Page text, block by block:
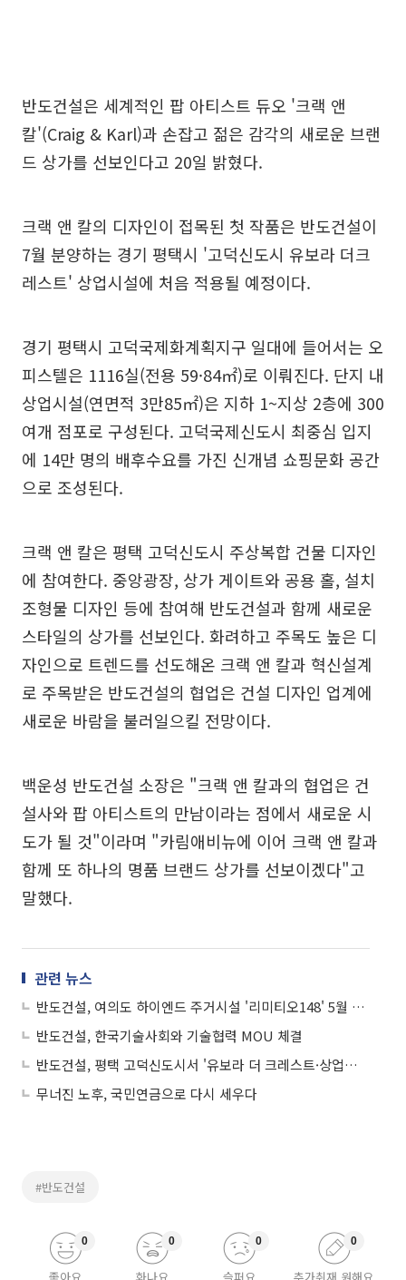
반도건설은 세계적인 팝 아티스트 듀오 '크랙 앤
칼'(Craig & Karl)과 손잡고 젊은 감각의 새로운 브랜
드 상가를 선보인다고 20일 밝혔다.
크랙 앤 칼의 디자인이 접목된 첫 작품은 반도건설이
7월 분양하는 경기 평택시 '고덕신도시 유보라 더크
레스트' 상업시설에 처음 적용될 예정이다.
경기 평택시 고덕국제화계획지구 일대에 들어서는 오
피스텔은 1116실(전용 59·84㎡)로 이뤄진다. 단지 내
상업시설(연면적 3만85㎡)은 지하 1~지상 2층에 300
여개 점포로 구성된다. 고덕국제신도시 최중심 입지
에 14만 명의 배후수요를 가진 신개념 쇼핑문화 공간
으로 조성된다.
크랙 앤 칼은 평택 고덕신도시 주상복합 건물 디자인
에 참여한다. 중앙광장, 상가 게이트와 공용 홀, 설치
조형물 디자인 등에 참여해 반도건설과 함께 새로운
스타일의 상가를 선보인다. 화려하고 주목도 높은 디
자인으로 트렌드를 선도해온 크랙 앤 칼과 혁신설계
로 주목받은 반도건설의 협업은 건설 디자인 업계에
새로운 바람을 불러일으킬 전망이다.
백운성 반도건설 소장은 "크랙 앤 칼과의 협업은 건
설사와 팝 아티스트의 만남이라는 점에서 새로운 시
도가 될 것"이라며 "카림애비뉴에 이어 크랙 앤 칼과
함께 또 하나의 명품 브랜드 상가를 선보이겠다"고
말했다.
관련 뉴스
반도건설, 여의도 하이엔드 주거시설 '리미티오148' 5월 분양
반도건설, 한국기술사회와 기술협력 MOU 체결
반도건설, 평택 고덕신도시서 '유보라 더 크레스트·상업시설' 6월 동시 분양
무너진 노후, 국민연금으로 다시 세우다
#반도건설
0 0 0 0